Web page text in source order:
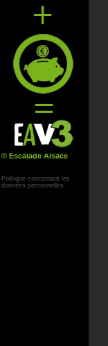
© Escalade Alsace
Politique concernant les
données personnelles